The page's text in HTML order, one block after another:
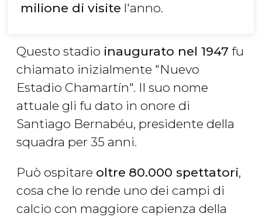
milione di visite l'anno.
Questo stadio inaugurato nel 1947 fu
chiamato inizialmente "Nuevo
Estadio Chamartín". Il suo nome
attuale gli fu dato in onore di
Santiago Bernabéu, presidente della
squadra per 35 anni.
Può ospitare oltre 80.000 spettatori,
cosa che lo rende uno dei campi di
calcio con maggiore capienza della